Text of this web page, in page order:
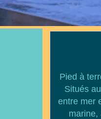
Pied à
Situés
entre mer
marine,